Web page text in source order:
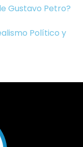
Gustavo Petro?
Político y